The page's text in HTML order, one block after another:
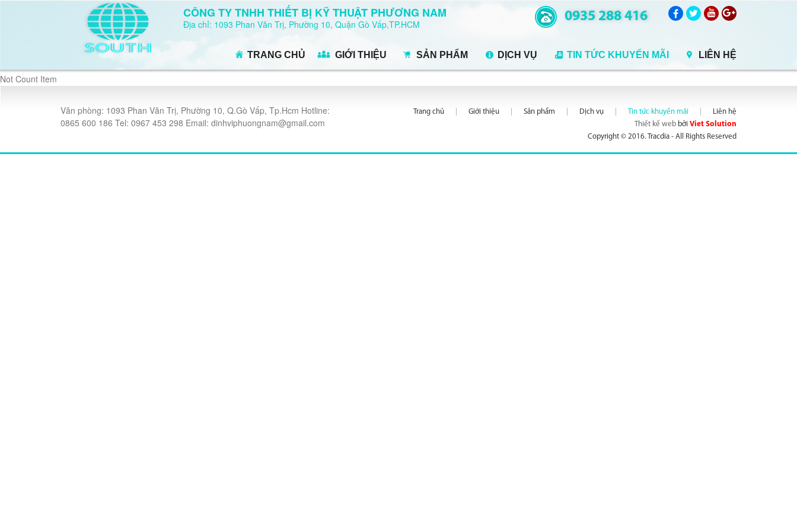
CÔNG TY TNHH THIẾT BỊ KỸ THUẬT PHƯƠNG NAM
Địa chỉ: 1093 Phan Văn Trị, Phường 10, Quận Gò Vấp,TP.HCM
0935 288 416
TRANG CHỦ GIỚI THIỆU SẢN PHẨM DỊCH VỤ TIN TỨC KHUYẾN MÃI LIÊN HỆ
Not Count Item
Văn phòng: 1093 Phan Văn Trị, Phường 10, Q.Gò Vấp, Tp.Hcm Hotline:
0865 600 186 Tel: 0967 453 298 Email: dinhviphuongnam@gmail.com
Trang chủ Giới thiệu Sản phẩm Dịch vụ Tin tức khuyến mãi
Liên hệ
Thiết kế web bởi Viet Solution
Copyright © 2016. Tracdia - All Rights Reserved